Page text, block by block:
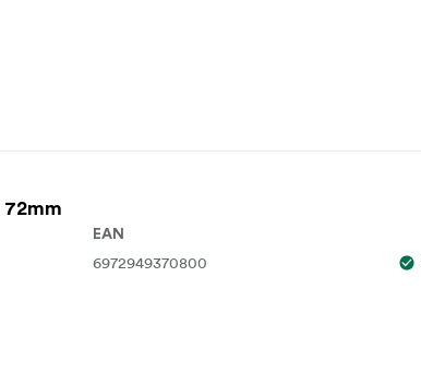
EAN
6972949370800